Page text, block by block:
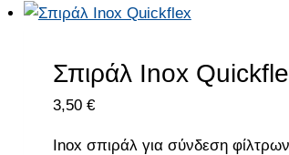
Σπιράλ Inox
3,50 €
Inox σπιράλ για σύνδεση